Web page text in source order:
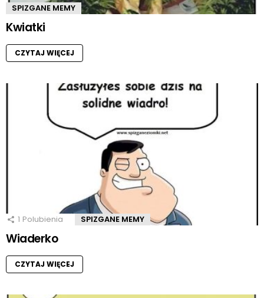
SPIZGANE MEMY
Kwiatki
CZYTAJ WIĘCEJ
1 Polubienia SPIZGANE MEMY
Wiaderko
CZYTAJ WIĘCEJ